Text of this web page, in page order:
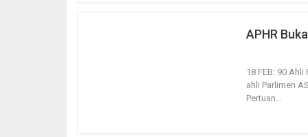
APHR
18 FEB: 90
ahli Parlimen
Pertuan…